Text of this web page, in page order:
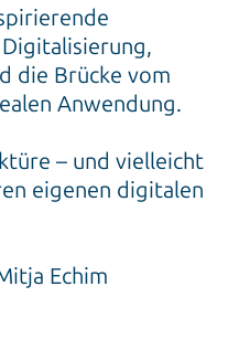
die Brücke vom
Anwendung.
– und vielleicht
eigenen digitalen
Echim